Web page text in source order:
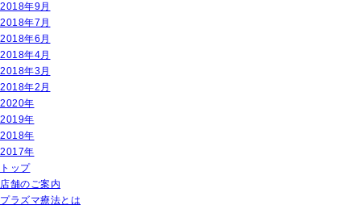
2018年9月
2018年7月
2018年6月
2018年4月
2018年3月
2018年2月
2020年
2019年
2018年
2017年
トップ
店舗のご案内
プラズマ療法とは